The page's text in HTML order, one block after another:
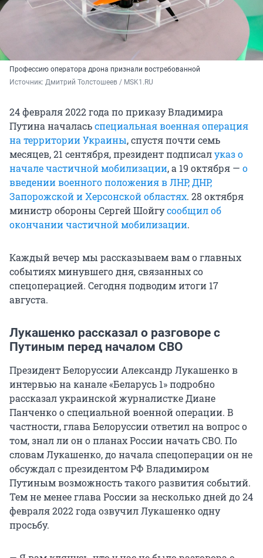
Профессию оператора дрона признали востребованной
Источник: Дмитрий Толстошеев / MSK1.RU
24 февраля 2022 года по приказу Владимира
Путина началасьспециальная военная операция
на территории Украины, спустя почти семь
месяцев, 21 сентября, президент подписалуказ о
начале частичной мобилизации, а 19 октября — о
введении военного положения в ЛНР, ДНР,
Запорожской и Херсонской областях. 28 октября
министр обороны Сергей Шойгусообщил об
окончании частичной мобилизации.
Каждый вечер мы рассказываем вам о главных
событиях минувшего дня, связанных со
спецоперацией. Сегодня подводим итоги 17
августа.
Лукашенко рассказал о разговоре с
Путиным перед началом СВО
Президент Белоруссии Александр Лукашенко в
интервью на канале «Беларусь 1» подробно
рассказал украинской журналистке Диане
Панченко о специальной военной операции. В
частности, глава Белоруссии ответил на вопрос о
том, знал ли он о планах России начать СВО. По
словам Лукашенко, до начала спецоперации он не
обсуждал с президентом РФ Владимиром
Путиным возможность такого развития событий.
Тем не менее глава России за несколько дней до 24
февраля 2022 года озвучил Лукашенко одну
просьбу.